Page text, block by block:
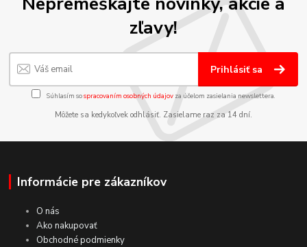
zľavy!
Prihlásiť sa
Súhlasím sospracovaním osobných údajov za účelom zasielania newslettera.
Môžete sa kedykoľvek odhlásiť. Zasielame raz za 14 dní.
Informácie pre zákazníkov
O nás
Ako nakupovať
Obchodné podmienky